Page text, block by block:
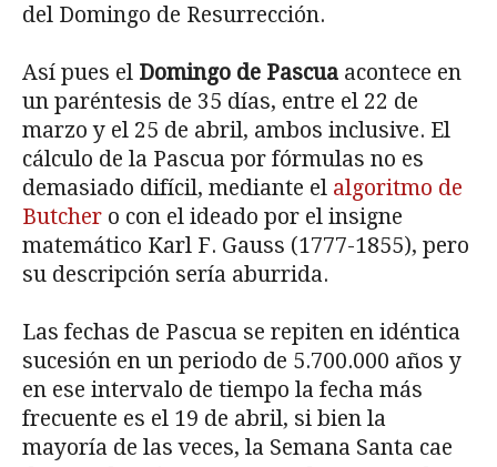
del Domingo de Resurrección.
Así pues el Domingo de Pascua acontece en
un paréntesis de 35 días, entre el 22 de
marzo y el 25 de abril, ambos inclusive. El
cálculo de la Pascua por fórmulas no es
demasiado difícil, mediante el algoritmo de
Butcher o con el ideado por el insigne
matemático Karl F. Gauss (1777-1855), pero
su descripción sería aburrida.
Las fechas de Pascua se repiten en idéntica
sucesión en un periodo de 5.700.000 años y
en ese intervalo de tiempo la fecha más
frecuente es el 19 de abril, si bien la
mayoría de las veces, la Semana Santa cae